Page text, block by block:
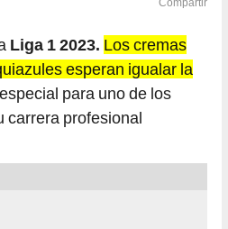
Compartir
Liga 1 2023. Los cremas
esperan igualar la
para uno de los
carrera profesional